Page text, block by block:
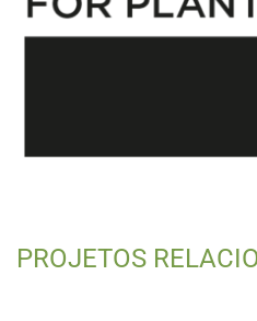
PROJETOS